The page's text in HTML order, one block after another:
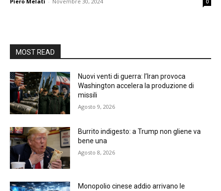
0
MOST READ
Nuovi venti di guerra: l’Iran provoca
Washington accelera la produzione di
missili
Agosto 9, 2026
Burrito indigesto: a Trump non gliene va
bene una
Agosto 8, 2026
Monopolio cinese addio arrivano le